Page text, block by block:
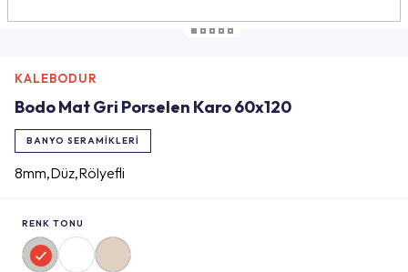
KALEBODUR
Bodo Mat Gri Porselen Karo 60x120
BANYO SERAMIKLERI
8mm,Düz,Rölyefli
RENK TONU